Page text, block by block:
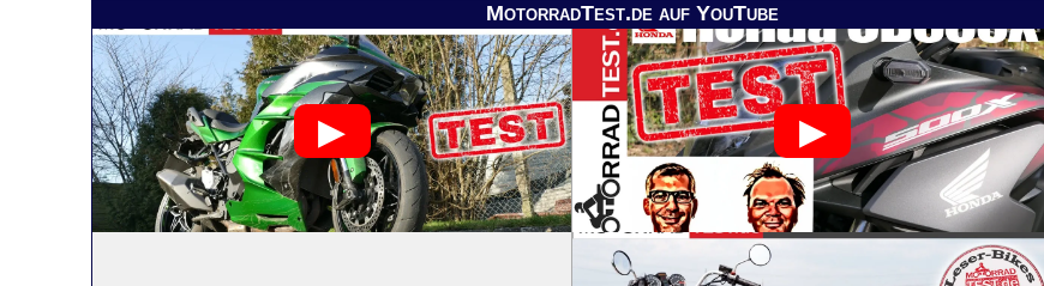
MotorradTest.de auf YouTube